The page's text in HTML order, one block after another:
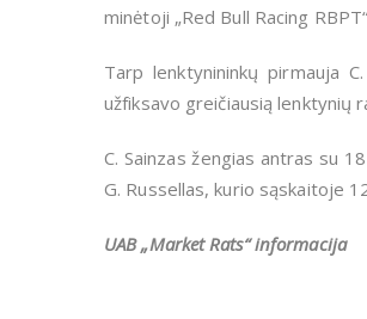
minėtoji „Red Bull Racing
Tarp lenktynininkų pirmauja
užfiksavo greičiausią lenktynių
C. Sainzas žengias antras su
G. Russellas, kurio sąskaitoje
UAB „Market Rats“ informacija